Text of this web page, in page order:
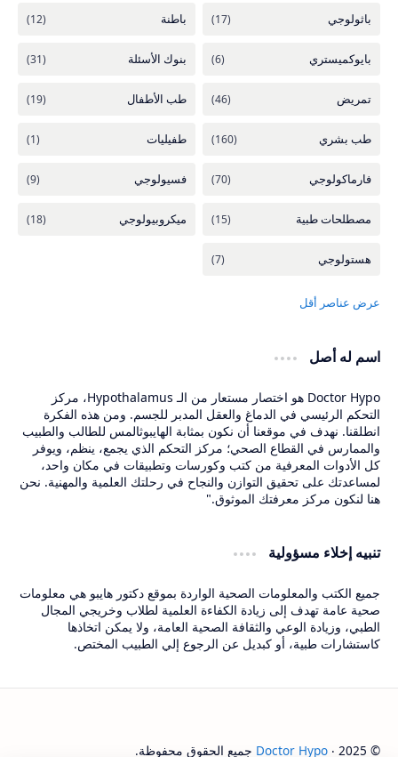
اسم له أصل
Doctor Hypo هو اختصار مستعار من الـ Hypothalamus، مركز
التحكم الرئيسي في الدماغ والعقل المدبر للجسم. ومن هذه الفكرة
انطلقنا. نهدف في موقعنا أن نكون بمثابة الهايبوثالمس للطالب والطبيب
والممارس في القطاع الصحي؛ مركز التحكم الذي يجمع، ينظم، ويوفر
كل الأدوات المعرفية من كتب وكورسات وتطبيقات في مكان واحد،
لمساعدتك على تحقيق التوازن والنجاح في رحلتك العلمية والمهنية. نحن
هنا لنكون مركز معرفتك الموثوق."
تنبيه إخلاء مسؤولية
جميع الكتب والمعلومات الصحية الواردة بموقع دكتور هايبو هي معلومات
صحية عامة تهدف إلى زيادة الكفاءة العلمية لطلاب وخريجي المجال
الطبي، وزيادة الوعي والثقافة الصحية العامة، ولا يمكن اتخاذها
كاستشارات طبية، أو كبديل عن الرجوع إلي الطبيب المختص.
© 2025 ‧
Doctor Hypo جميع الحقوق محفوظة.